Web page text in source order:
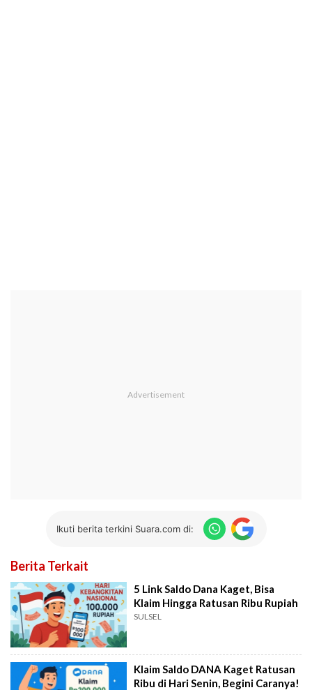
Ikuti berita terkini Suara.com di:
Berita Terkait
5 Link Saldo Dana Kaget, Bisa
Klaim Hingga Ratusan Ribu Rupiah
SULSEL
Klaim Saldo DANA Kaget Ratusan
Ribu di Hari Senin, Begini Caranya!